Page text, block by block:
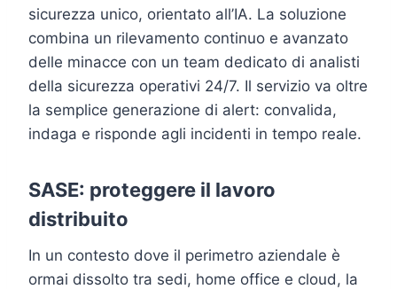
sicurezza unico, orientato all’IA. La soluzione
combina un rilevamento continuo e avanzato
delle minacce con un team dedicato di analisti
della sicurezza operativi 24/7. Il servizio va oltre
la semplice generazione di alert: convalida,
indaga e risponde agli incidenti in tempo reale.
SASE: proteggere il lavoro
distribuito
In un contesto dove il perimetro aziendale è
ormai dissolto tra sedi, home office e cloud, la